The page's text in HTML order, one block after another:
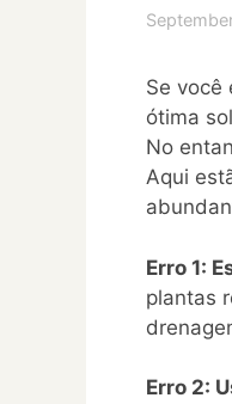
Se você
ótima
No
Aqui
Erro 1:
plantas
Erro 2: